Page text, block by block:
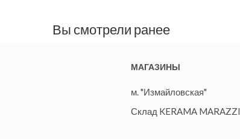
Вы смотрели ранее
МАГАЗИНЫ
м. "Измайловская"
Склад KERAMA MARAZZI